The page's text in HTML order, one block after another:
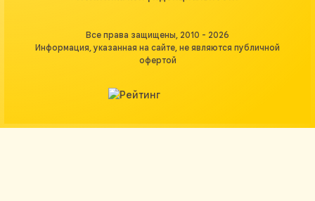
Все права защищены, 2010 - 2026
Информация, указанная на сайте, не являются публичной
офертой